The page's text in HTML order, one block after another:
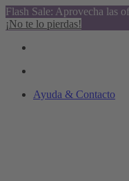
Flash Sale: Aprovecha las
¡No te lo pierdas!
Ayuda & Contacto